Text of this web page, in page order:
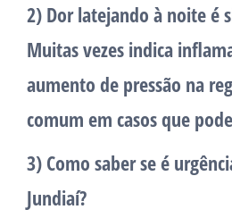
2) Dor latejando à noite é
Muitas vezes indica
aumento de pressão na
comum em casos que
3) Como saber se é
Jundiaí?